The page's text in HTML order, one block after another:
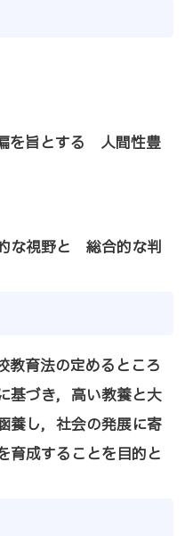
を旨とする 人間性豊
な視野と 総合的な判
教育法の定めるところ
基づき，高い教養と大
養し，社会の発展に寄
育成することを目的と